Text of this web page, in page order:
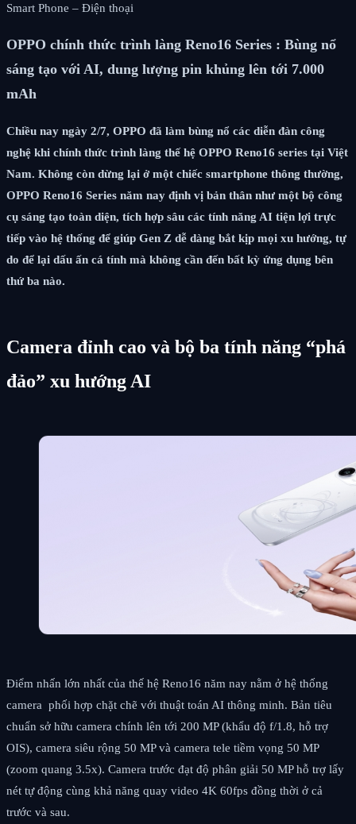
Smart Phone – Điện thoại
OPPO chính thức trình làng Reno16 Series : Bùng nổ
sáng tạo với AI, dung lượng pin khủng lên tới 7.000
mAh
Chiều nay ngày 2/7, OPPO đã làm bùng nổ các diễn đàn công
nghệ khi chính thức trình làng thế hệ OPPO Reno16 series tại Việt
Nam. Không còn dừng lại ở một chiếc smartphone thông thường,
OPPO Reno16 Series năm nay định vị bản thân như một bộ công
cụ sáng tạo toàn diện, tích hợp sâu các tính năng AI tiện lợi trực
tiếp vào hệ thống để giúp Gen Z dễ dàng bắt kịp mọi xu hướng, tự
do để lại dấu ấn cá tính mà không cần đến bất kỳ ứng dụng bên
thứ ba nào.
Camera đỉnh cao và bộ ba tính năng “phá
đảo” xu hướng AI
Điểm nhấn lớn nhất của thế hệ Reno16 năm nay nằm ở hệ thống
camera phối hợp chặt chẽ với thuật toán AI thông minh. Bản tiêu
chuẩn sở hữu camera chính lên tới 200 MP (khẩu độ f/1.8, hỗ trợ
OIS), camera siêu rộng 50 MP và camera tele tiềm vọng 50 MP
(zoom quang 3.5x). Camera trước đạt độ phân giải 50 MP hỗ trợ lấy
nét tự động cùng khả năng quay video 4K 60fps đồng thời ở cả
trước và sau.